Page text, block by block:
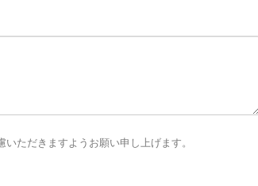
ただきますようお願い申し上げます。